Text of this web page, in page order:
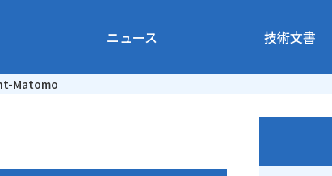
ニュース 技術文書
Matomo